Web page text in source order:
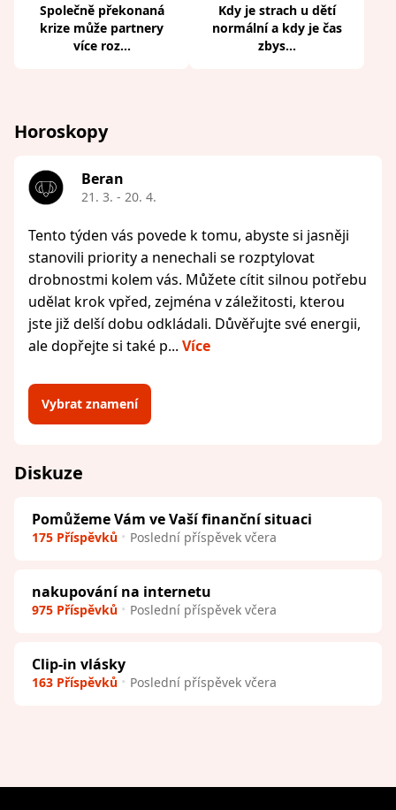
Společně překonaná
krize může partnery
více roz...
Kdy je strach u dětí
normální a kdy je čas
zbys...
Horoskopy
Beran
21. 3. - 20. 4.
Tento týden vás povede k tomu, abyste si jasněji
stanovili priority a nenechali se rozptylovat
drobnostmi kolem vás. Můžete cítit silnou potřebu
udělat krok vpřed, zejména v záležitosti, kterou
jste již delší dobu odkládali. Důvěřujte své energii,
ale dopřejte si také p... Více
Vybrat znamení
Diskuze
Pomůžeme Vám ve Vaší finanční situaci
175 Příspěvků Poslední příspěvek včera
nakupování na internetu
975 Příspěvků Poslední příspěvek včera
Clip-in vlásky
163 Příspěvků Poslední příspěvek včera